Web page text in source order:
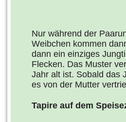
Nur während der
Weibchen kommen
dann ein einziges
Flecken. Das Muster
Jahr alt ist. Sobald das
es von der Mutter
Tapire auf dem